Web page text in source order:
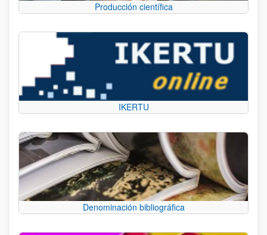
Producción científica
IKERTU
Denominación bibliográfica